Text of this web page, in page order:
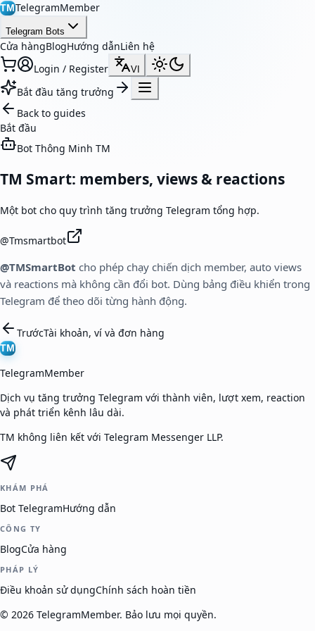
TMTelegramMember
Telegram Bots
Cửa hàngBlogHướng dẫnLiên hệ
Login / Register
VI
Bắt đầu tăng trưởng
Back to guides
Bắt đầu
Bot Thông Minh TM
TM Smart: members, views & reactions
Một bot cho quy trình tăng trưởng Telegram tổng hợp.
@Tmsmartbot
@TMSmartBot cho phép chạy chiến dịch member, auto views
và reactions mà không cần đổi bot. Dùng bảng điều khiển trong
Telegram để theo dõi từng hành động.
TrướcTài khoản, ví và đơn hàng
TM
TelegramMember
Dịch vụ tăng trưởng Telegram với thành viên, lượt xem, reaction
và phát triển kênh lâu dài.
TM không liên kết với Telegram Messenger LLP.
KHÁM PHÁ
Bot TelegramHướng dẫn
CÔNG TY
BlogCửa hàng
PHÁP LÝ
Điều khoản sử dụngChính sách hoàn tiền
© 2026 TelegramMember. Bảo lưu mọi quyền.